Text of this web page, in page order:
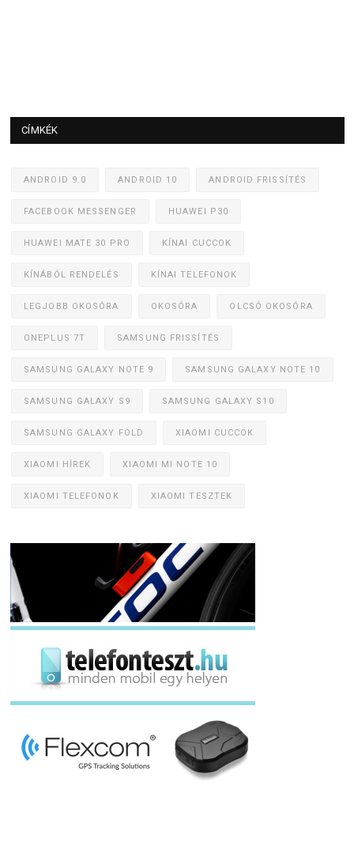
CÍMKÉK
ANDROID 9.0 ANDROID 10 ANDROID FRISSÍTÉS
FACEBOOK MESSENGER HUAWEI P30
HUAWEI MATE 30 PRO KÍNAI CUCCOK
KÍNÁBÓL RENDELÉS KÍNAI TELEFONOK
LEGJOBB OKOSÓRA OKOSÓRA OLCSÓ OKOSÓRA
ONEPLUS 7T SAMSUNG FRISSÍTÉS
SAMSUNG GALAXY NOTE 9 SAMSUNG GALAXY NOTE 10
SAMSUNG GALAXY S9 SAMSUNG GALAXY S10
SAMSUNG GALAXY FOLD XIAOMI CUCCOK
XIAOMI HÍREK XIAOMI MI NOTE 10
XIAOMI TELEFONOK XIAOMI TESZTEK